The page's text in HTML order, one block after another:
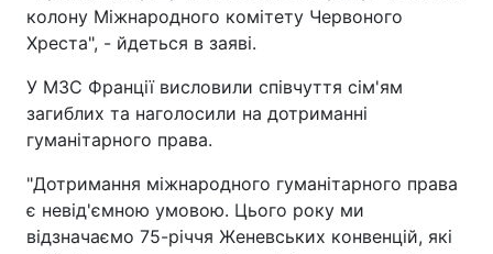
колону Міжнародного комітету Червоного
Хреста", - йдеться в заяві.
У МЗС Франції висловили співчуття сім'ям
загиблих та наголосили на дотриманні
гуманітарного права.
"Дотримання міжнародного гуманітарного права
є невід'ємною умовою. Цього року ми
відзначаємо 75-річчя Женевських конвенцій, які